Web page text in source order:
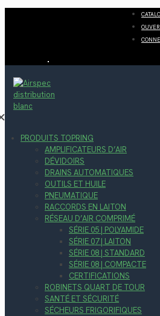
PRODUITS TOPRING
AMPLIFICATEURS D’AIR
DÉVIDOIRS
DRAINS AUTOMATIQUES
OUTILS ET HUILE
PNEUMATIQUE
RACCORDS EN LAITON
RÉSEAU D’AIR COMPRIMÉ
SÉRIE 05 | POLYAMIDE
SÉRIE 07 | LAITON
SÉRIE 08 | STANDARD
SÉRIE 08 | COMPACTE
CERTIFICATIONS
ROBINETS QUART DE TOUR
SANTÉ ET SÉCURITÉ
SÉCHEURS FRIGORIFIQUES